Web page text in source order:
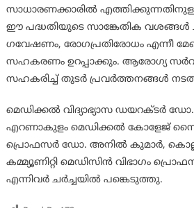
സാധാരണക്കാരില്‍ എത്തിക്കുന്നതിനുള്ള
ഈ പദ്ധതിയുടെ സാങ്കേതിക വശങ്ങള്‍
ഗവേഷണം, രോഗപ്രതിരോധം എന്നീ
സഹകരണം ഉറപ്പാക്കും. ആരോഗ്യ
സഹകരിച്ച് തുടര്‍ പ്രവര്‍ത്തനങ്ങള്‍
മെഡിക്കല്‍ വിദ്യാഭ്യാസ ഡയറക്ടര്‍
എറണാകുളം മെഡിക്കല്‍ കോളേജ്
പ്രൊഫസര്‍ ഡോ. അനില്‍ കുമാര്‍,
കമ്മ്യൂണിറ്റി മെഡിസിന്‍ വിഭാഗം
എന്നിവര്‍ ചര്‍ച്ചയില്‍ പങ്കെടുത്തു.